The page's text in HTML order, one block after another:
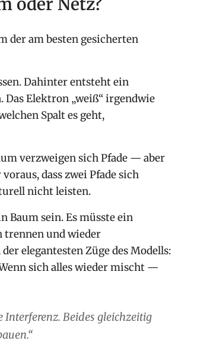
oder Netz?
der am besten gesicherten
Dahinter entsteht ein
Elektron „weiß“ irgendwie
Spalt es geht,
verzweigen sich Pfade — aber
dass zwei Pfade sich
nicht leisten.
Baum sein. Es müsste ein
trennen und wieder
elegantesten Züge des Modells:
sich alles wieder mischt —
Beides gleichzeitig